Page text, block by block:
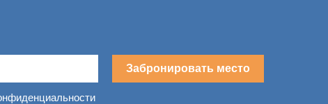
Забронировать место